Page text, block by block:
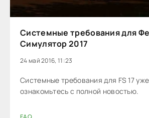
Системные требования для
Симулятор 2017
24 май 2016, 11:23
Системные требования для FS 17
ознакомьтесь с полной новостью.